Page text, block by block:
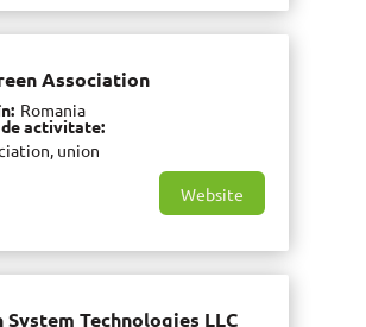
Association
Romania
activitate
union
Website
Technologies LLC